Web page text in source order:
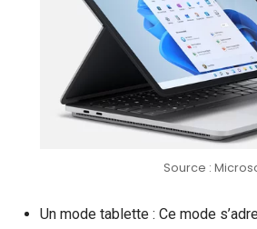
Source :
Un mode tablette : Ce mode